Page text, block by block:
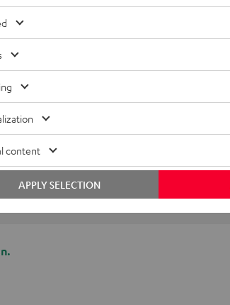
content
APPLY SELECTION